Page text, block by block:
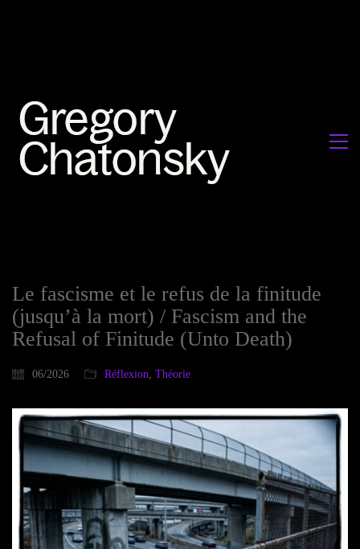
Le fascisme et le refus de la finitude
(jusqu’à la mort) / Fascism and the
Refusal of Finitude (Unto Death)
06/2026 Réflexion, Théorie